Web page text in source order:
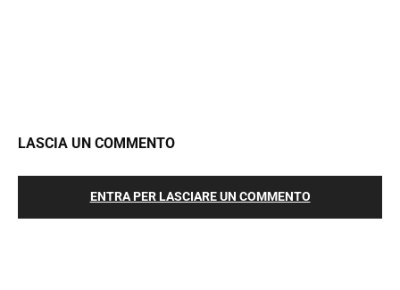
LASCIA UN COMMENTO
ENTRA PER LASCIARE UN COMMENTO